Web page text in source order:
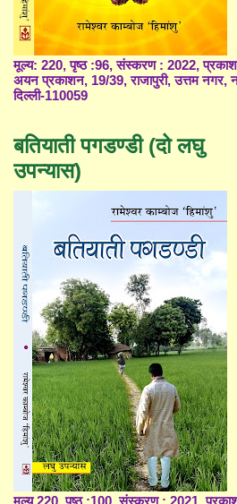
मूल्य: 220, पृष्ठ :96, संस्करण : 2022,
अयन प्रकाशन, 19/39, राजापुरी, उत्तम नगर,
दिल्ली-110059
बतियाती पगडण्डी (दो लघु
उपन्यास)